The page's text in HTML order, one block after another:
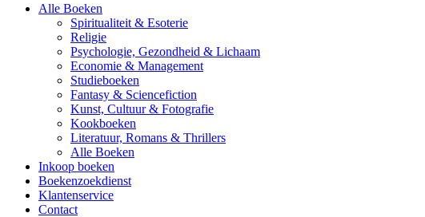
Alle Boeken
Spiritualiteit & Esoterie
Religie
Psychologie, Gezondheid & Lichaam
Economie & Management
Studieboeken
Fantasy & Sciencefiction
Kunst, Cultuur & Fotografie
Kookboeken
Literatuur, Romans & Thrillers
Alle Boeken
Inkoop boeken
Boekenzoekdienst
Klantenservice
Contact